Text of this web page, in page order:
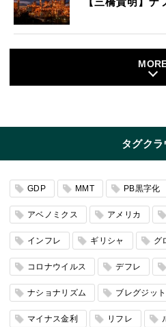
タグクラ
GDP MMT PB黒字化
アベノミクス アメリカ
インフレ ギリシャ グ
コロナウイルス デフレ
ナショナリズム ブレグジット
マイナス金利 リフレ